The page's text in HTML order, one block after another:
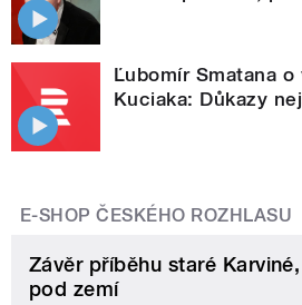
Ľubomír Smatana o
Kuciaka: Důkazy
E-SHOP ČESKÉHO ROZHLASU
Závěr příběhu staré
pod zemí